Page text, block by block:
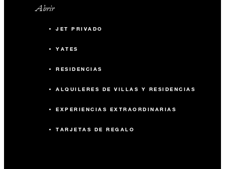
Abrir
JET PRIVADO
YATES
RESIDENCIAS
ALQUILERES DE VILLAS Y RESIDENCIAS
EXPERIENCIAS EXTRAORDINARIAS
TARJETAS DE REGALO